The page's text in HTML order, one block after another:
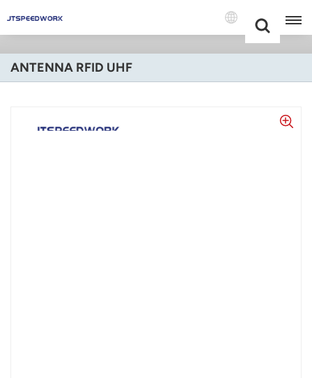
+86 -18681515767
English
ANTENNA RFID UHF